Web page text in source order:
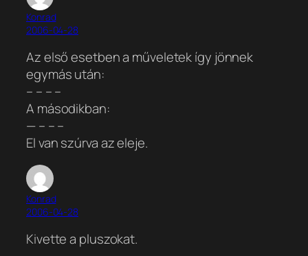
Konrad
2006-04-28
Az első esetben a műveletek így jönnek
egymás után:
– – – –
A másodikban:
— – – –
El van szúrva az eleje.
Konrad
2006-04-28
Kivette a pluszokat.